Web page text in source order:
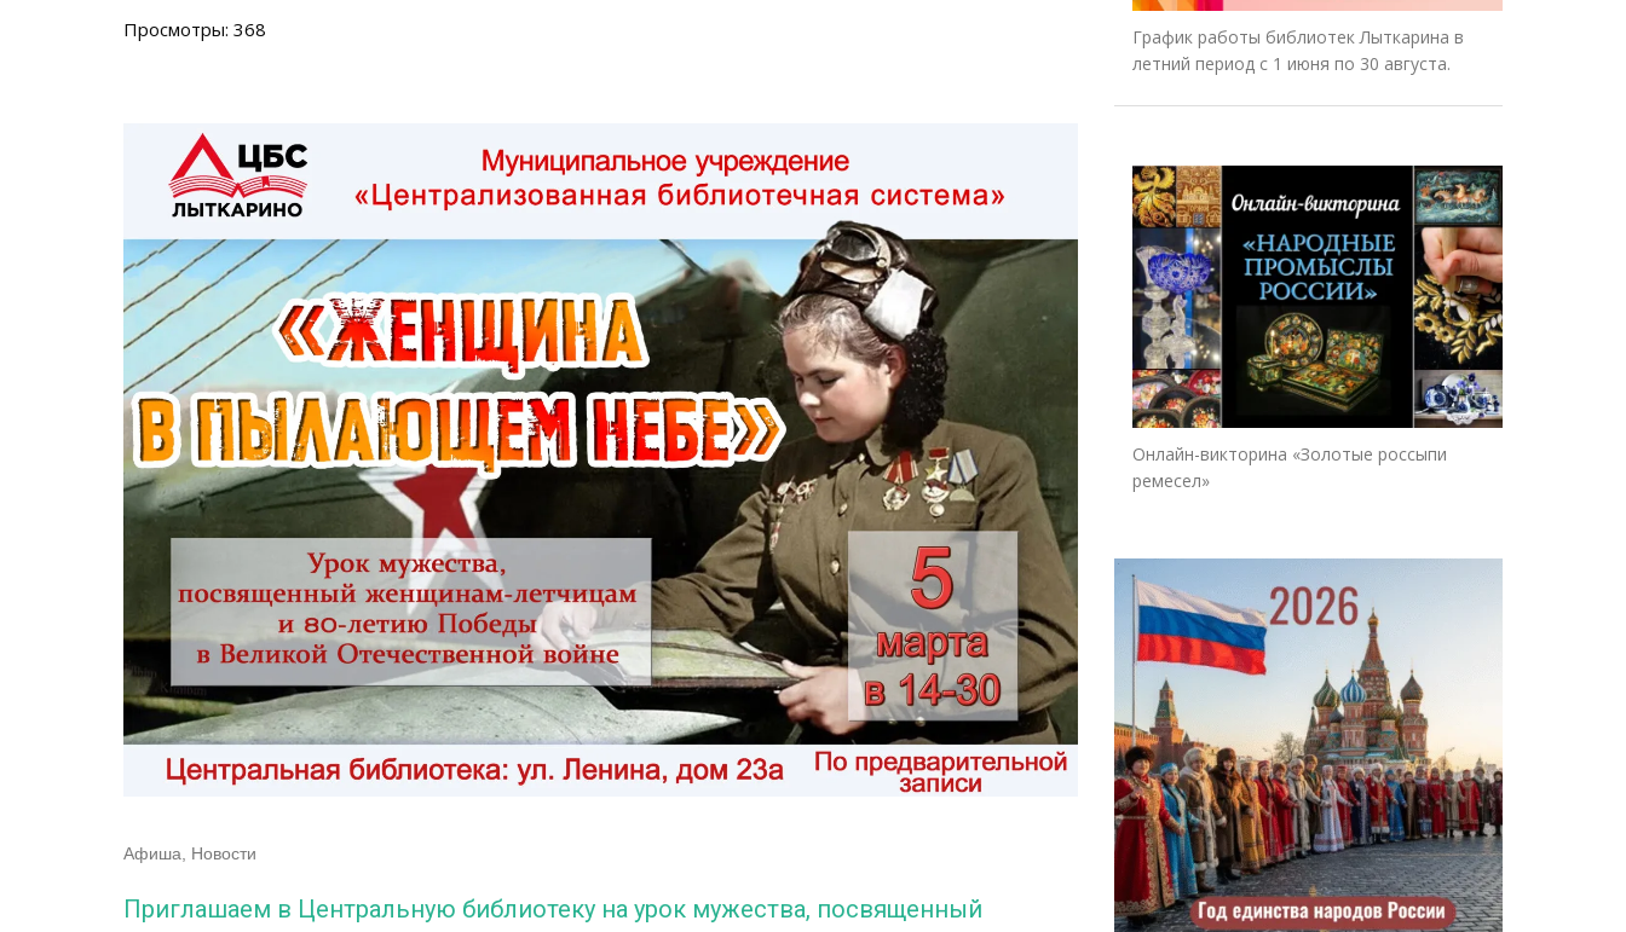
Просмотры: 368
Афиша, Новости
Приглашаем в Центральную библиотеку на урок мужества, посвященный
График работы библиотек Лыткарина в
летний период с 1 июня по 30 августа.
Онлайн-викторина «Золотые россыпи
ремесел»